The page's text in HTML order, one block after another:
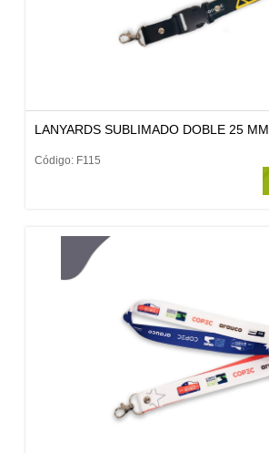
LANYARDS SUBLIMADO DOBLE 25 MM
Código: F115